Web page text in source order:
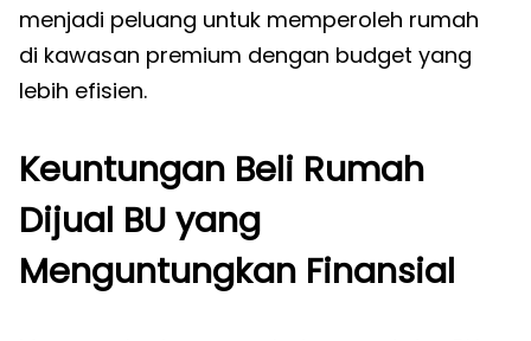
menjadi peluang untuk memperoleh rumah
di kawasan premium dengan budget yang
lebih efisien.
Keuntungan Beli Rumah
Dijual BU yang
Menguntungkan Finansial